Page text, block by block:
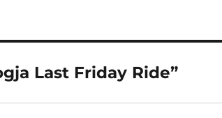
Last Friday Ride”